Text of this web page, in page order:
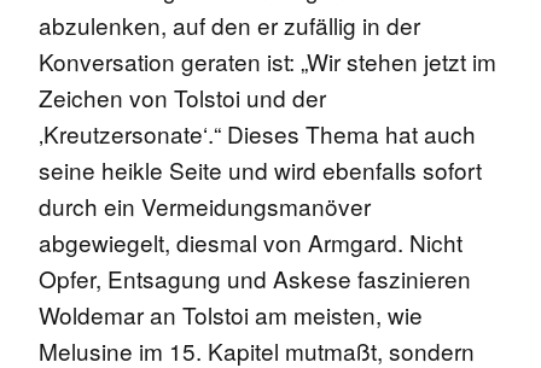
abzulenken, auf den er zufällig in der
Konversation geraten ist: „Wir stehen jetzt im
Zeichen von Tolstoi und der
‚Kreutzersonate‘.“ Dieses Thema hat auch
seine heikle Seite und wird ebenfalls sofort
durch ein Vermeidungsmanöver
abgewiegelt, diesmal von Armgard. Nicht
Opfer, Entsagung und Askese faszinieren
Woldemar an Tolstoi am meisten, wie
Melusine im 15. Kapitel mutmaßt, sondern